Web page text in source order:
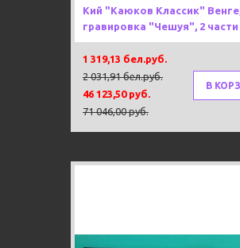
Кий "Каюков Классик"
гравировка "Чешуя", 2 части
1 319,13 бел.руб.
2 031,91 бел.руб.
46 123,50 руб.
71 046,00 руб.
В